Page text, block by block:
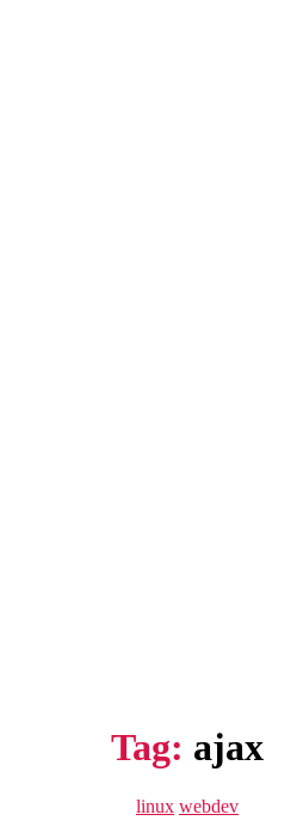
Tag: ajax
Categorie
linux webdev